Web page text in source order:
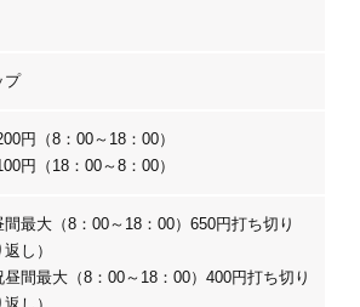
プ
円（8：00～18：00）
円（18：00～8：00）
間最大（8：00～18：00）650円打ち切り
返し）
昼間最大（8：00～18：00）400円打ち切り